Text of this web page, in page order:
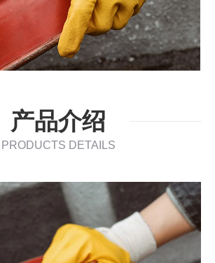
产品介绍
PRODUCTS DETAILS